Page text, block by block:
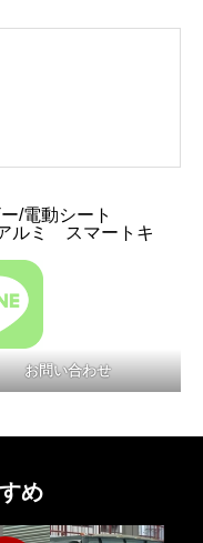
/電動シート
ルミ スマートキ
お問い合わせ
め